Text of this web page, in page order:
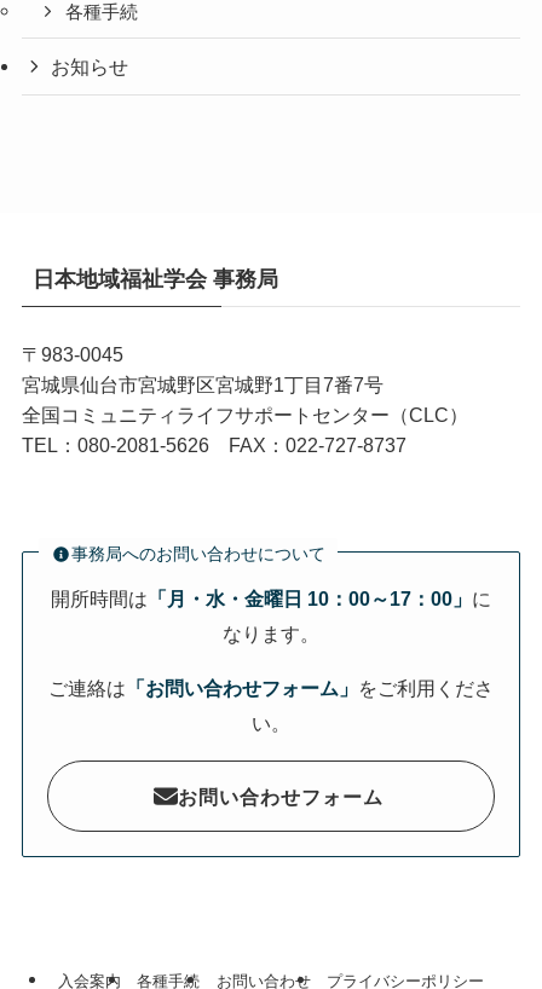
各種手続
お知らせ
日本地域福祉学会 事務局
〒983-0045
宮城県仙台市宮城野区宮城野1丁目7番7号
全国コミュニティライフサポートセンター（CLC）
TEL：080-2081-5626 FAX：022-727-8737
事務局へのお問い合わせについて
開所時間は 「月・水・金曜日 10：00～17：00」 に
なります。
ご連絡は 「お問い合わせフォーム」 をご利用くださ
い。
お問い合わせフォーム
入会案内 各種手続 お問い合わせ プライバシーポリシー